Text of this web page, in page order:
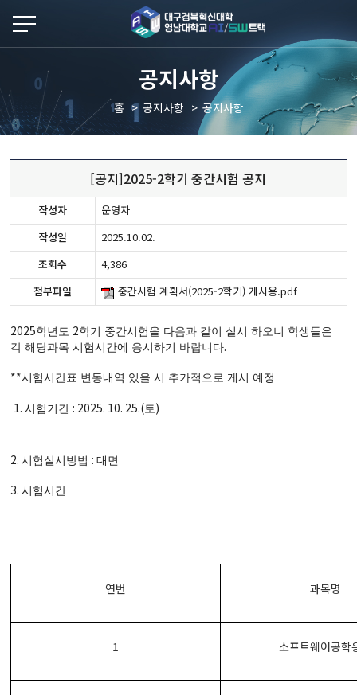
공지사항
홈 공지사항 공지사항
[공지]2025-2학기 중간시험 공지
작성자
운영자
작성일
2025.10.02.
조회수
4,386
첨부파일
중간시험 계획서(2025-2학기) 게시용.pdf
2025학년도 2학기 중간시험을 다음과 같이 실시 하오니 학생들은
각 해당과목 시험시간에 응시하기 바랍니다.
**시험시간표 변동내역 있을 시 추가적으로 게시 예정
1.시험기간: 2025. 10. 25.(토 )
2.시험실시방법:대면
3.시험시간
연번 과목명
1 소프트웨어공학